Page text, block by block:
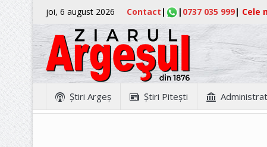
joi, 6 august 2026 Contact | | 0737 035 999| Cele
Ştiri Argeş Ştiri Piteşti